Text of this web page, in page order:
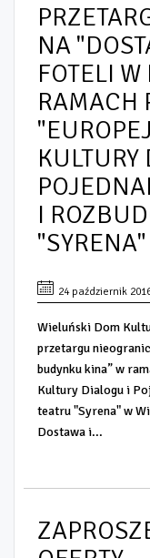
NA
FOTELI
RAMACH
I
24 październik
Wieluński Dom
przetargu
budynku kina” w
Kultury Dialogu i
teatru "Syrena" w
Dostawa i...